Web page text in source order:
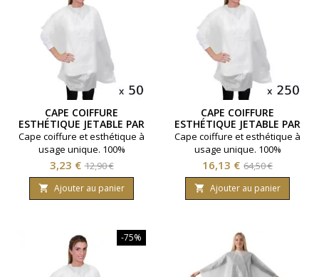
CAPE COIFFURE
ESTHÉTIQUE JETABLE PAR
50
Cape coiffure et esthétique à
usage unique. 100%
Polyéthylène. Taille 105 x 100
cm. Sachet de 50 unités.
Prix
3,23 € Prix
de
base
12,90 €
 Ajouter au panier
CAPE COIFFURE
ESTHÉTIQUE JETABLE PAR
250
Cape coiffure et esthétique à
usage unique. 100%
Polyéthylène. Taille 105 x 100
cm. Lot de 5 sachets
contenant 50 unités.
Prix
16,13 € Prix
de
base
64,50 €
 Ajouter au panier
-75%